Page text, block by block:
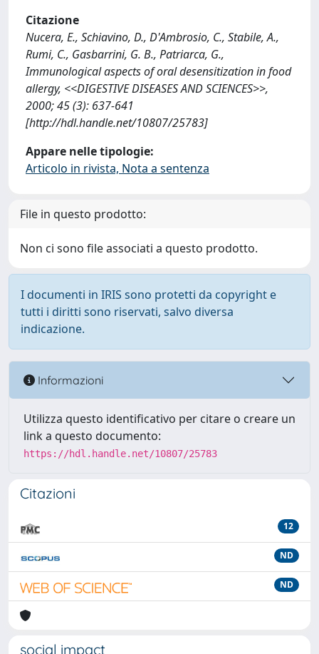
Citazione
Nucera, E., Schiavino, D., D'Ambrosio, C., Stabile, A.,
Rumi, C., Gasbarrini, G. B., Patriarca, G.,
Immunological aspects of oral desensitization in food
allergy, <<DIGESTIVE DISEASES AND SCIENCES>>,
2000; 45 (3): 637-641
[http://hdl.handle.net/10807/25783]
Appare nelle tipologie:
Articolo in rivista, Nota a sentenza
File in questo prodotto:
Non ci sono file associati a questo prodotto.
I documenti in IRIS sono protetti da copyright e
tutti i diritti sono riservati, salvo diversa
indicazione.
Informazioni
Utilizza questo identificativo per citare o creare un
link a questo documento:
https://hdl.handle.net/10807/25783
Citazioni
12
ND
ND
social impact